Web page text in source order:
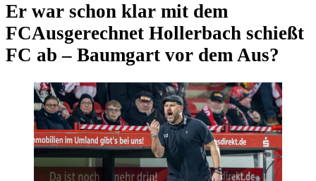
Er war schon klar mit dem
FCAusgerechnet Hollerbach schießt
FC ab – Baumgart vor dem Aus?